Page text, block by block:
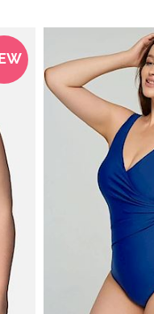
размер. Актуални
и предпочитани цели
да натрупате
си сами според вашия
на талията на
да се спрете на
са изключително
пристягат неудобно